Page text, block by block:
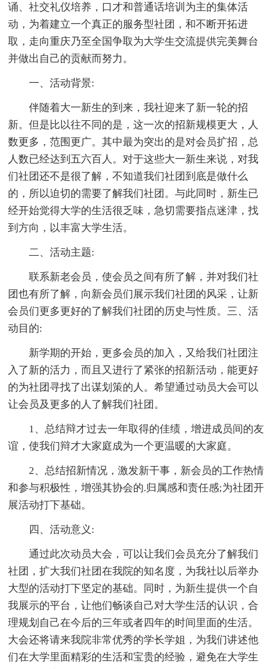
诵、社交礼仪培养，口才和普通话培训为主的集体活
动，为着建立一个真正的服务型社团，和不断开拓进
取，走向重庆乃至全国争取为大学生交流提供完美舞台
并做出自己的贡献而努力。
一、活动背景:
伴随着大一新生的到来，我社迎来了新一轮的招
新。但是比以往不同的是，这一次的招新规模更大，人
数更多，范围更广。其中最为突出的是对会员扩招，总
人数已经达到五六百人。对于这些大一新生来说，对我
们社团还不是很了解，不知道我们社团到底是做什么
的，所以迫切的需要了解我们社团。与此同时，新生已
经开始觉得大学的生活很乏味，急切需要指点迷津，找
到方向，以丰富大学生活。
二、活动主题:
联系新老会员，使会员之间有所了解，并对我们社
团也有所了解，向新会员们展示我们社团的风采，让新
会员们更多更好的了解我们社团的历史与性质。三、活
动目的:
新学期的开始，更多会员的加入，又给我们社团注
入了新的活力，而且又进行了紧张的招新活动，能更好
的为社团寻找了出谋划策的人。希望通过动员大会可以
让会员及更多的人了解我们社团。
1、总结辩才过去一年取得的佳绩，增进成员间的友
谊，使我们辩才大家庭成为一个更温暖的大家庭。
2、总结招新情况，激发新干事，新会员的工作热情
和参与积极性，增强其协会的.归属感和责任感;为社团开
展活动打下基础。
四、活动意义:
通过此次动员大会，可以让我们会员充分了解我们
社团，扩大我们社团在我院的知名度，为我社以后举办
大型的活动打下坚定的基础。同时，为新生提供一个自
我展示的平台，让他们畅谈自己对大学生活的认识，合
理规划自己在今后的三年或者四年的时间里面的生活。
大会还将请来我院非常优秀的学长学姐，为我们讲述他
们在大学里面精彩的生活和宝贵的经验，避免在大学生